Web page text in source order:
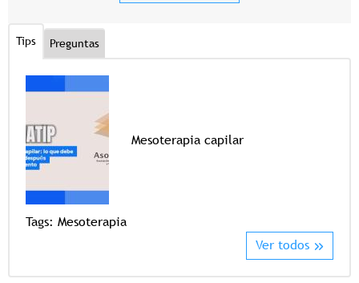
Tips Preguntas
Mesoterapia capilar
Tags: Mesoterapia
Ver todos